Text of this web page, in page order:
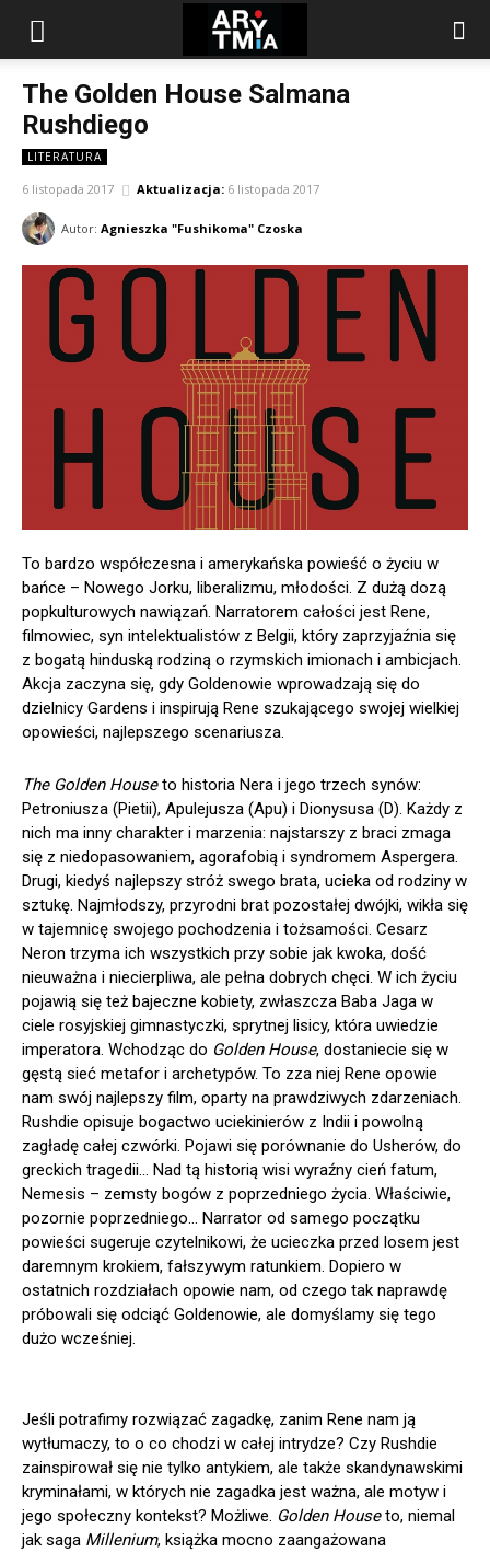
arytmia.eu
The Golden House Salmana
Rushdiego
LITERATURA
6 listopada 2017 Aktualizacja: 6 listopada 2017
Autor: Agnieszka "Fushikoma" Czoska
To bardzo współczesna i amerykańska powieść o życiu w
bańce – Nowego Jorku, liberalizmu, młodości. Z dużą dozą
popkulturowych nawiązań. Narratorem całości jest Rene,
filmowiec, syn intelektualistów z Belgii, który zaprzyjaźnia się
z bogatą hinduską rodziną o rzymskich imionach i ambicjach.
Akcja zaczyna się, gdy Goldenowie wprowadzają się do
dzielnicy Gardens i inspirują Rene szukającego swojej wielkiej
opowieści, najlepszego scenariusza.
The Golden Houseto historia Nera i jego trzech synów:
Petroniusza (Pietii), Apulejusza (Apu) i Dionysusa (D). Każdy z
nich ma inny charakter i marzenia: najstarszy z braci zmaga
się z niedopasowaniem, agorafobią i syndromem Aspergera.
Drugi, kiedyś najlepszy stróż swego brata, ucieka od rodziny w
sztukę. Najmłodszy, przyrodni brat pozostałej dwójki, wikła się
w tajemnicę swojego pochodzenia i tożsamości. Cesarz
Neron trzyma ich wszystkich przy sobie jak kwoka, dość
nieuważna i niecierpliwa, ale pełna dobrych chęci. W ich życiu
pojawią się też bajeczne kobiety, zwłaszcza Baba Jaga w
ciele rosyjskiej gimnastyczki, sprytnej lisicy, która uwiedzie
imperatora. Wchodząc do Golden House, dostaniecie się w
gęstą sieć metafor i archetypów. To zza niej Rene opowie
nam swój najlepszy film, oparty na prawdziwych zdarzeniach.
Rushdie opisuje bogactwo uciekinierów z Indii i powolną
zagładę całej czwórki. Pojawi się porównanie do Usherów, do
greckich tragedii… Nad tą historią wisi wyraźny cień fatum,
Nemesis – zemsty bogów z poprzedniego życia. Właściwie,
pozornie poprzedniego… Narrator od samego początku
powieści sugeruje czytelnikowi, że ucieczka przed losem jest
daremnym krokiem, fałszywym ratunkiem. Dopiero w
ostatnich rozdziałach opowie nam, od czego tak naprawdę
próbowali się odciąć Goldenowie, ale domyślamy się tego
dużo wcześniej.
Jeśli potrafimy rozwiązać zagadkę, zanim Rene nam ją
wytłumaczy, to o co chodzi w całej intrydze? Czy Rushdie
zainspirował się nie tylko antykiem, ale także skandynawskimi
kryminałami, w których nie zagadka jest ważna, ale motyw i
jego społeczny kontekst? Możliwe. Golden Houseto, niemal
jak saga Millenium, książka mocno zaangażowana